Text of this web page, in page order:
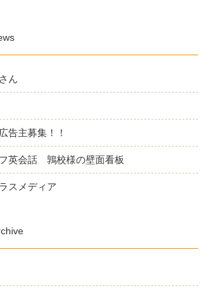
ん
告主募集！！
英会話 鶉校様の壁面看板
スメディア